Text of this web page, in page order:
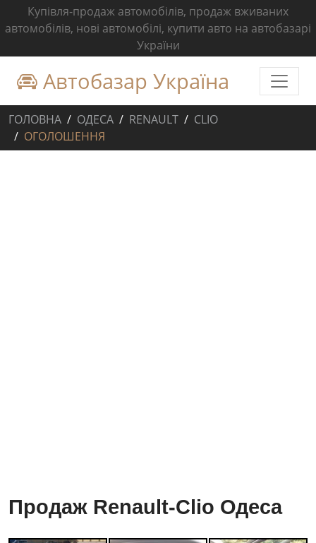
Купівля-продаж автомобілів, продаж вживаних
автомобілів, нові автомобілі, купити авто на автобазарі
України
Автобазар Україна
ГОЛОВНА ОДЕСА RENAULT
CLIO
ОГОЛОШЕННЯ
Продаж Renault-Clio Одеса